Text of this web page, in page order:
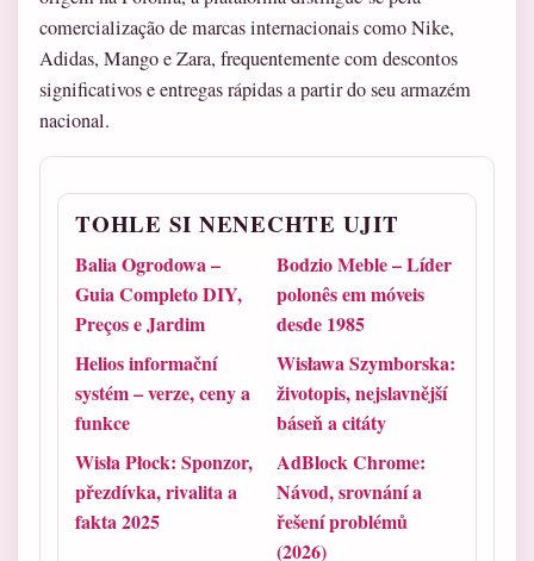
comercialização de marcas internacionais como Nike,
Adidas, Mango e Zara, frequentemente com descontos
significativos e entregas rápidas a partir do seu armazém
nacional.
TOHLE SI NENECHTE UJIT
Balia Ogrodowa –
Guia Completo DIY,
Preços e Jardim
Bodzio Meble – Líder
polonês em móveis
desde 1985
Helios informační
systém – verze, ceny a
funkce
Wisława Szymborska:
životopis, nejslavnější
báseň a citáty
Wisła Płock: Sponzor,
přezdívka, rivalita a
fakta 2025
AdBlock Chrome:
Návod, srovnání a
řešení problémů
(2026)